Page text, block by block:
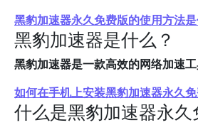
黑豹加速器永久免费版的使用方法
黑豹加速器是什么？
黑豹加速器是一款高效的网络加速工
如何在手机上安装黑豹加速器永久
什么是黑豹加速器永久